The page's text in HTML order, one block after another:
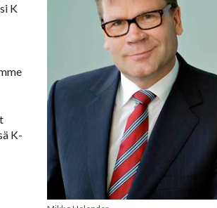
K
K-